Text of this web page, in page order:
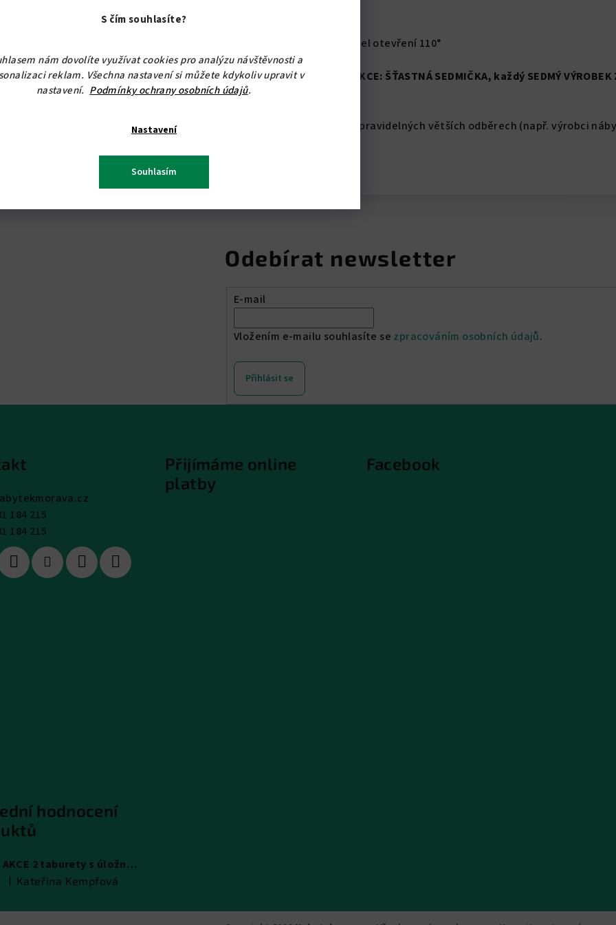
S čím souhlasíte?
nám dovolíte využívat cookies pro analýzu návštěvnosti a
reklam. Všechna nastavení si můžete kdykoliv upravit v
nastavení. Podmínky ochrany osobních údajů.
Nastavení
Souhlasím
Polonaložený závěs s podložkou úhel otevření 110°
Na tento produkt se nevztahuje AKCE: ŠŤASTNÁ SEDMIČKA, každý SEDMÝ VÝROBEK
POUHOU 1,- Kč.
Při odběru nad 10.000,- Kč nebo při pravidelných větších odběrech (např. výrobci
Odebírat newsletter
E-mail
Vložením e-mailu souhlasíte se zpracováním osobních údajů.
Přihlásit se
184 215
184 215
Přijímáme online
platby
Facebook
hodnocení
AKCE 2 taburety s úložným prostorem
Hodnocení produktu je 5 z 5 hvězdiček.
Kateřina Kempfová